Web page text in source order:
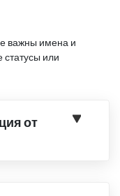
важны имена и
или
от